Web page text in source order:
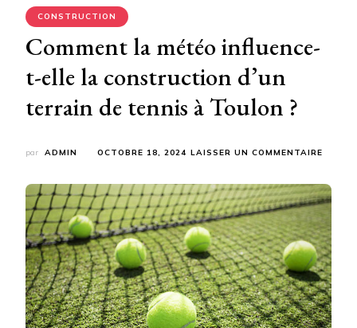
CONSTRUCTION
Comment la météo influence-
t-elle la construction d’un
terrain de tennis à Toulon ?
par ADMIN OCTOBRE 18, 2024 LAISSER UN COMMENTAIRE
MÉTÉO
T-
ELLE
LA
D’UN
DE